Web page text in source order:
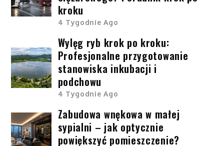
kroku
4 Tygodnie Ago
Wylęg ryb krok po kroku:
Profesjonalne przygotowanie
stanowiska inkubacji i
podchowu
4 Tygodnie Ago
Zabudowa wnękowa w małej
sypialni – jak optycznie
powiększyć pomieszczenie?